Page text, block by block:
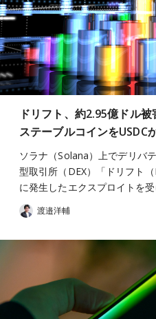
ドリフト、約2.95億ドル
ステーブルコインをUSDC
ソラナ（Solana）上でデリバ
型取引所（DEX）「ドリフト
に発生したエクスプロイトを
渡邉洋輔